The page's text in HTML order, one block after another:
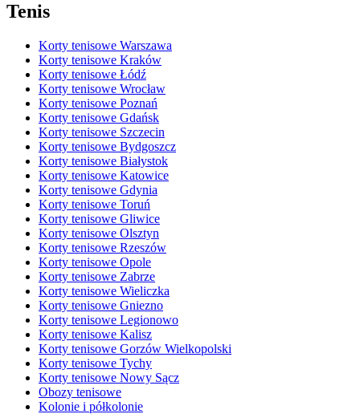
Tenis
Korty tenisowe Warszawa
Korty tenisowe Kraków
Korty tenisowe Łódź
Korty tenisowe Wrocław
Korty tenisowe Poznań
Korty tenisowe Gdańsk
Korty tenisowe Szczecin
Korty tenisowe Bydgoszcz
Korty tenisowe Białystok
Korty tenisowe Katowice
Korty tenisowe Gdynia
Korty tenisowe Toruń
Korty tenisowe Gliwice
Korty tenisowe Olsztyn
Korty tenisowe Rzeszów
Korty tenisowe Opole
Korty tenisowe Zabrze
Korty tenisowe Wieliczka
Korty tenisowe Gniezno
Korty tenisowe Legionowo
Korty tenisowe Kalisz
Korty tenisowe Gorzów Wielkopolski
Korty tenisowe Tychy
Korty tenisowe Nowy Sącz
Obozy tenisowe
Kolonie i półkolonie